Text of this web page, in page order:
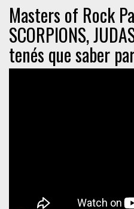
Masters of Rock
SCORPIONS,
tenés que saber